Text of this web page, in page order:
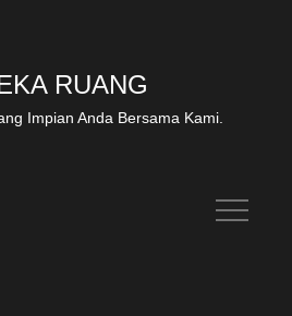
RUANG
Impian Anda Bersama Kami.